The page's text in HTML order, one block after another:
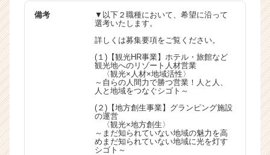
備考
▼以下２職種において、希望に沿って
選考いたします。
詳しくは募集要項をご覧ください。
(１)【観光HR事業】ホテル・旅館など
観光地へのリゾート人材営業
〈観光×人材×地域活性〉
～自らの人間力で勝つ営業！人と人、
人と地域をつなぐシゴト～
(２)【地方創生事業】グランピング施設
の運営
〈観光×地方創生〉
～まだ知られていない地域の魅力を高
めまだ知られていない地域に光を灯す
シゴト～